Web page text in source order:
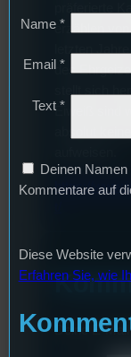
erzählen von
des
Eiweiß sind
https://
Deine E-
Name *
Email *
Text *
Deinen
Kommentare auf
Diese Website
Erfahren Sie, wie